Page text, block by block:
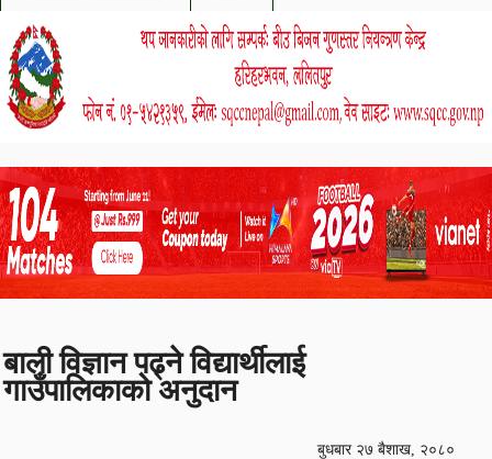
बाली विज्ञान पढ्ने विद्यार्थीलाई
गाउँपालिकाको अनुदान
बुधबार २७ बैशाख, २०८०